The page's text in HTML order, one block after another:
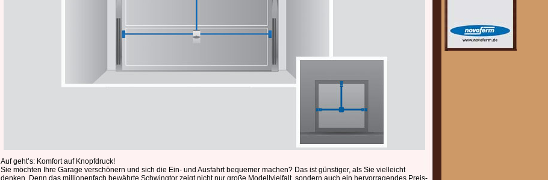
Auf geht’s: Komfort auf Knopfdruck!
Sie möchten Ihre Garage verschönern und sich die Ein- und Ausfahrt bequemer machen? Das ist günstiger, als Sie vielleicht
denken. Denn das millionenfach bewährte Schwingtor zeigt nicht nur große Modellvielfalt, sondern auch ein hervorragendes Preis-